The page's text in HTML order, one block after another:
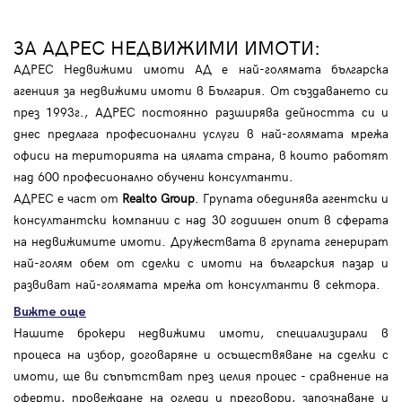
ЗА АДРЕС НЕДВИЖИМИ ИМОТИ:
АДРЕС Недвижими имоти АД е най-голямата българска
агенция за недвижими имоти в България. От създаването си
през 1993г., АДРЕС постоянно разширява дейността си и
днес предлага професионални услуги в най-голямата мрежа
офиси на територията на цялата страна, в които работят
над 600 професионално обучени консултанти.
АДРЕС е част от Realto Group . Групата обединява агентски и
консултантски компании с над 30 годишен опит в сферата
на недвижимите имоти. Дружествата в групата генерират
най-голям обем от сделки с имоти на българския пазар и
развиват най-голямата мрежа от консултанти в сектора.
Вижте още
Нашите брокери недвижими имоти, специализирали в
процеса на избор, договаряне и осъществяване на сделки с
имоти, ще ви съпътстват през целия процес - сравнение на
оферти, провеждане на огледи и преговори, запознаване и